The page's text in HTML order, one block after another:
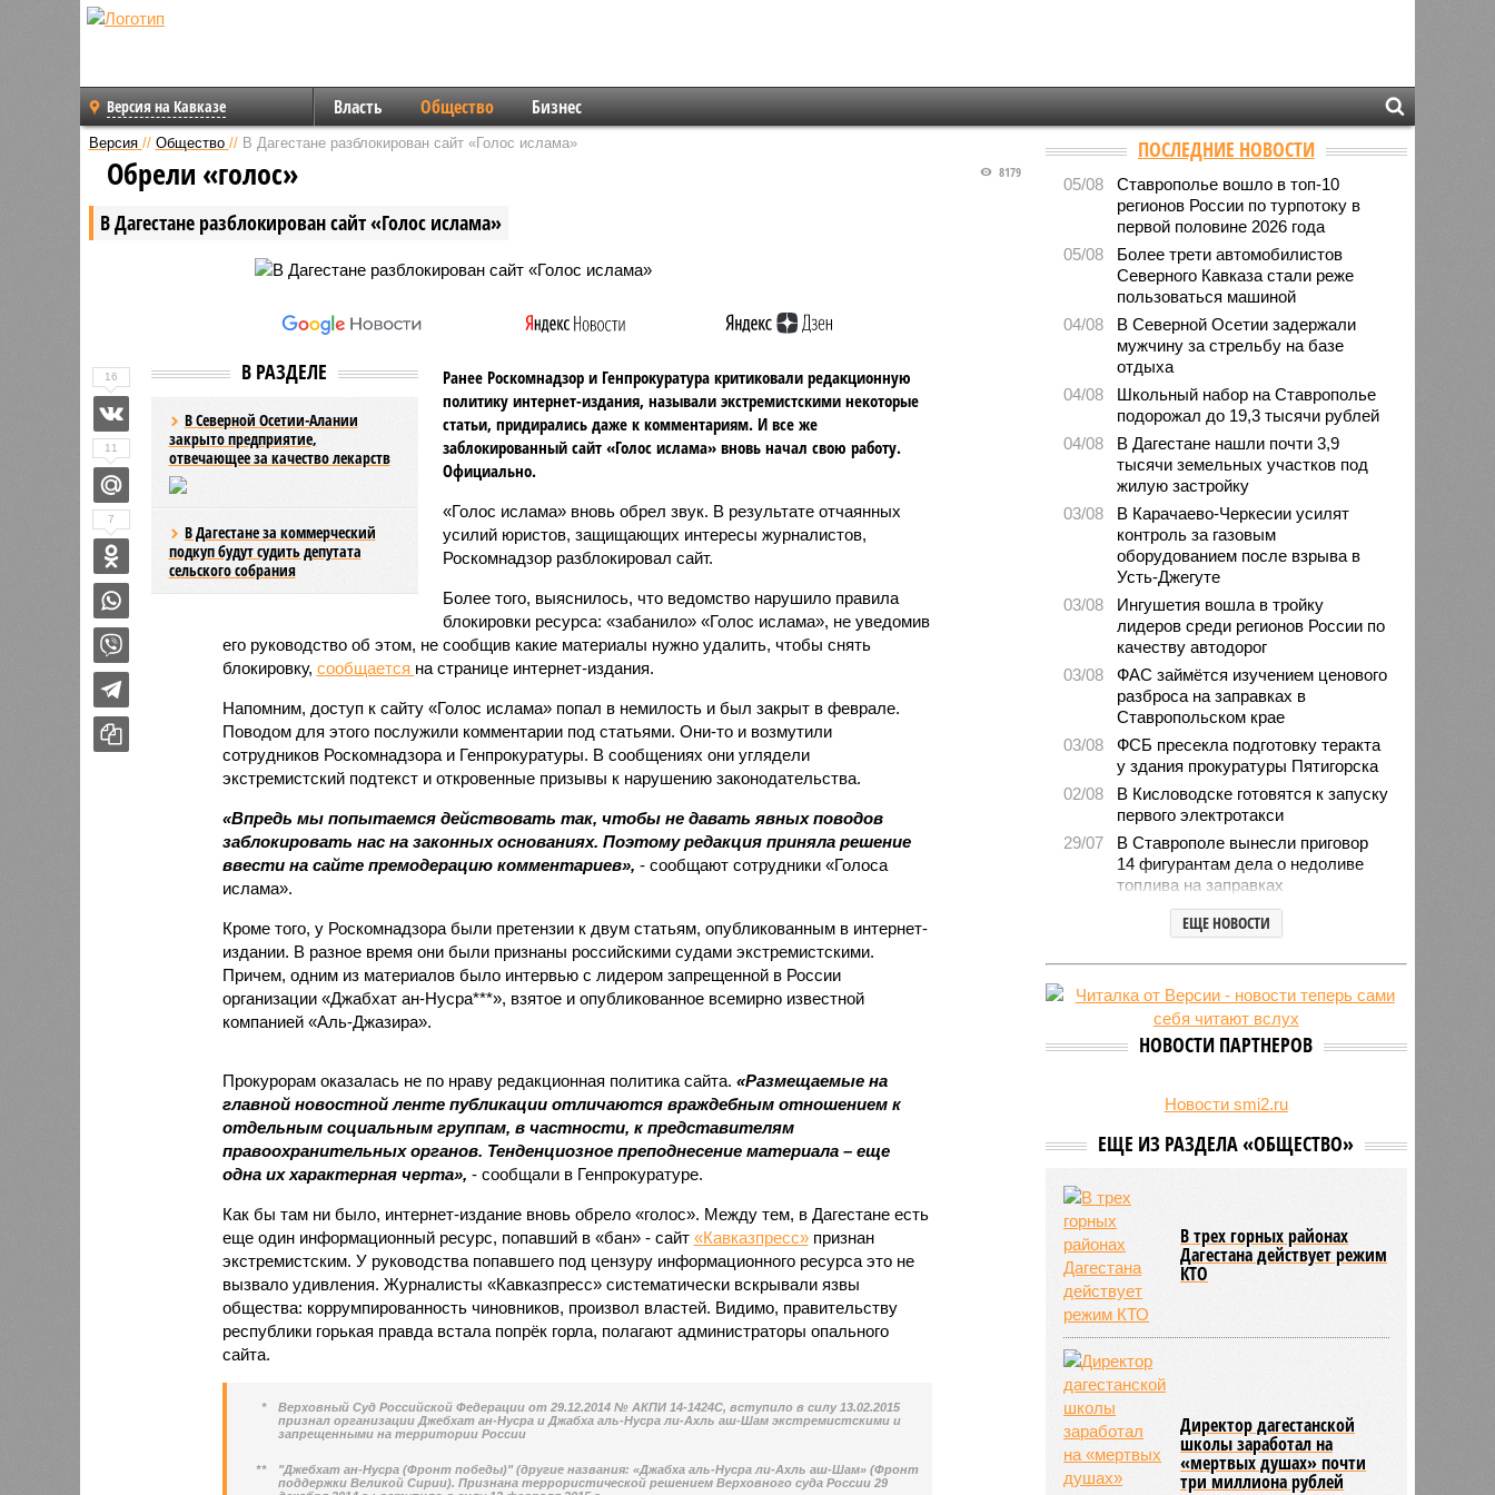
Версия на Кавказе Власть Общество Бизнес
Версия // Общество // В Дагестане разблокирован сайт «Голос ислама»
В Дагестане разблокирован сайт «Голос ислама»
8179
Обрели «голос»
В РАЗДЕЛЕ
В Северной Осетии-Алании
закрыто предприятие,
отвечающее за качество лекарств
В Дагестане за коммерческий
подкуп будут судить депутата
сельского собрания
Ранее Роскомнадзор и Генпрокуратура критиковали редакционную
политику интернет-издания, называли экстремистскими некоторые
статьи, придирались даже к комментариям. И все же
заблокированный сайт «Голос ислама» вновь начал свою работу.
Официально.
«Голос ислама» вновь обрел звук. В результате отчаянных
усилий юристов, защищающих интересы журналистов,
Роскомнадзор разблокировал сайт.
Более того, выяснилось, что ведомство нарушило правила
блокировки ресурса: «забанило» «Голос ислама», не уведомив
его руководство об этом, не сообщив какие материалы нужно удалить, чтобы снять
блокировку, сообщается на странице интернет-издания.
Напомним, доступ к сайту «Голос ислама» попал в немилость и был закрыт в феврале.
Поводом для этого послужили комментарии под статьями. Они-то и возмутили
сотрудников Роскомнадзора и Генпрокуратуры. В сообщениях они углядели
экстремистский подтекст и откровенные призывы к нарушению законодательства.
«Впредь мы попытаемся действовать так, чтобы не давать явных поводов
заблокировать нас на законных основаниях. Поэтому редакция приняла решение
ввести на сайте премодерацию комментариев», - сообщают сотрудники «Голоса
ислама».
Кроме того, у Роскомнадзора были претензии к двум статьям, опубликованным в интернет-
издании. В разное время они были признаны российскими судами экстремистскими.
Причем, одним из материалов было интервью с лидером запрещенной в России
организации «Джабхат ан-Нусра***», взятое и опубликованное всемирно известной
компанией «Аль-Джазира».
Прокурорам оказалась не по нраву редакционная политика сайта. «Размещаемые на
главной новостной ленте публикации отличаются враждебным отношением к
отдельным социальным группам, в частности, к представителям
правоохранительных органов. Тенденциозное преподнесение материала – еще
одна их характерная черта», - сообщали в Генпрокуратуре.
Как бы там ни было, интернет-издание вновь обрело «голос». Между тем, в Дагестане есть
еще один информационный ресурс, попавший в «бан» - сайт «Кавказпресс»признан
экстремистским. У руководства попавшего под цензуру информационного ресурса это не
вызвало удивления. Журналисты «Кавказпресс» систематически вскрывали язвы
общества: коррумпированность чиновников, произвол властей. Видимо, правительству
республики горькая правда встала попрёк горла, полагают администраторы опального
сайта.
*
Верховный Суд Российской Федерации от 29.12.2014 № АКПИ 14-1424С, вступило в силу 13.02.2015
признал организации Джебхат ан-Нусра и Джабха аль-Нусра ли-Ахль аш-Шам экстремистскими и
запрещенными на территории России
**
"Джебхат ан-Нусра (Фронт победы)" (другие названия: «Джабха аль-Нусра ли-Ахль аш-Шам» (Фронт
поддержки Великой Сирии). Признана террористической решением Верховного суда России 29
16
11
7
ПОСЛЕДНИЕ НОВОСТИ
05/08
Ставрополье вошло в топ-10
регионов России по турпотоку в
первой половине 2026 года
05/08
Более трети автомобилистов
Северного Кавказа стали реже
пользоваться машиной
04/08
В Северной Осетии задержали
мужчину за стрельбу на базе
отдыха
04/08
Школьный набор на Ставрополье
подорожал до 19,3 тысячи рублей
04/08
В Дагестане нашли почти 3,9
тысячи земельных участков под
жилую застройку
03/08
В Карачаево-Черкесии усилят
контроль за газовым
оборудованием после взрыва в
Усть-Джегуте
03/08
Ингушетия вошла в тройку
лидеров среди регионов России по
качеству автодорог
03/08
ФАС займётся изучением ценового
разброса на заправках в
Ставропольском крае
03/08
ФСБ пресекла подготовку теракта
у здания прокуратуры Пятигорска
02/08
В Кисловодске готовятся к запуску
первого электротакси
29/07
В Ставрополе вынесли приговор
14 фигурантам дела о недоливе
топлива на заправках
Продажи подержанных авто в
СКФО сократились в 2026 году
28/07
Авиалесоохрана предупредила о
на Северном Кавказе в августе
Кисловодский пляж стал первым
на Ставрополье обладателем
Республики СКФО замкнули
обороту розничной торговли
ЕЩЕ НОВОСТИ
НОВОСТИ ПАРТНЕРОВ
Новости smi2.ru
ЕЩЕ ИЗ РАЗДЕЛА «ОБЩЕСТВО»
В трех горных районах
Дагестана действует режим
КТО
Директор дагестанской
школы заработал на
«мертвых душах» почти
три миллиона рублей